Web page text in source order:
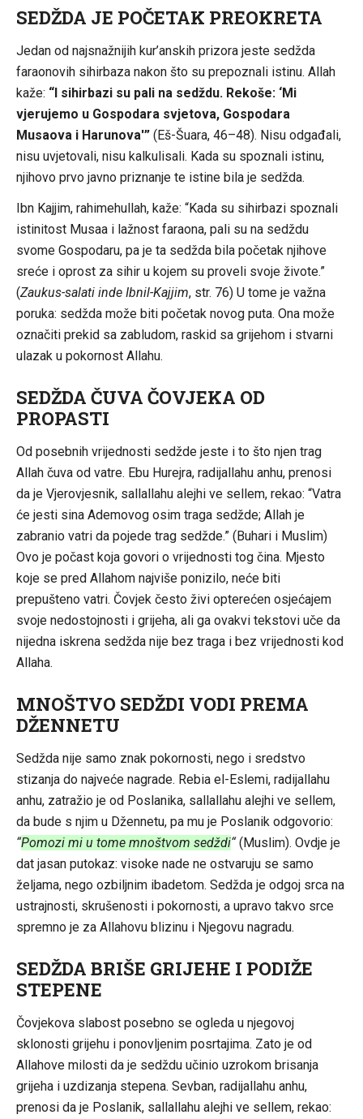
SEDŽDA JE POČETAK PREOKRETA
Jedan od najsnažnijih kur’anskih prizora jeste sedžda
faraonovih sihirbaza nakon što su prepoznali istinu. Allah
kaže: “I sihirbazi su pali na sedždu. Rekoše: ‘Mi
vjerujemo u Gospodara svjetova, Gospodara
Musaova i Harunova'”(Eš-Šuara, 46–48). Nisu odgađali,
nisu uvjetovali, nisu kalkulisali. Kada su spoznali istinu,
njihovo prvo javno priznanje te istine bila je sedžda.
Ibn Kajjim, rahimehullah, kaže: “Kada su sihirbazi spoznali
istinitost Musaa i lažnost faraona, pali su na sedždu
svome Gospodaru, pa je ta sedžda bila početak njihove
sreće i oprost za sihir u kojem su proveli svoje živote.”
(Zaukus-salati inde Ibnil-Kajjim, str. 76) U tome je važna
poruka: sedžda može biti početak novog puta. Ona može
označiti prekid sa zabludom, raskid sa grijehom i stvarni
ulazak u pokornost Allahu.
SEDŽDA ČUVA ČOVJEKA OD
PROPASTI
Od posebnih vrijednosti sedžde jeste i to što njen trag
Allah čuva od vatre. Ebu Hurejra, radijallahu anhu, prenosi
da je Vjerovjesnik, sallallahu alejhi ve sellem, rekao: “Vatra
će jesti sina Ademovog osim traga sedžde; Allah je
zabranio vatri da pojede trag sedžde.” (Buhari i Muslim)
Ovo je počast koja govori o vrijednosti tog čina. Mjesto
koje se pred Allahom najviše ponizilo, neće biti
prepušteno vatri. Čovjek često živi opterećen osjećajem
svoje nedostojnosti i grijeha, ali ga ovakvi tekstovi uče da
nijedna iskrena sedžda nije bez traga i bez vrijednosti kod
Allaha.
MNOŠTVO SEDŽDI VODI PREMA
DŽENNETU
Sedžda nije samo znak pokornosti, nego i sredstvo
stizanja do najveće nagrade. Rebia el-Eslemi, radijallahu
anhu, zatražio je od Poslanika, sallallahu alejhi ve sellem,
da bude s njim u Džennetu, pa mu je Poslanik odgovorio:
“Pomozi mi u tome mnoštvom sedždi“(Muslim). Ovdje je
dat jasan putokaz: visoke nade ne ostvaruju se samo
željama, nego ozbiljnim ibadetom. Sedžda je odgoj srca na
ustrajnosti, skrušenosti i pokornosti, a upravo takvo srce
spremno je za Allahovu blizinu i Njegovu nagradu.
SEDŽDA BRIŠE GRIJEHE I PODIŽE
STEPENE
Čovjekova slabost posebno se ogleda u njegovoj
sklonosti grijehu i ponovljenim posrtajima. Zato je od
Allahove milosti da je sedždu učinio uzrokom brisanja
grijeha i uzdizanja stepena. Sevban, radijallahu anhu,
prenosi da je Poslanik, sallallahu alejhi ve sellem, rekao: